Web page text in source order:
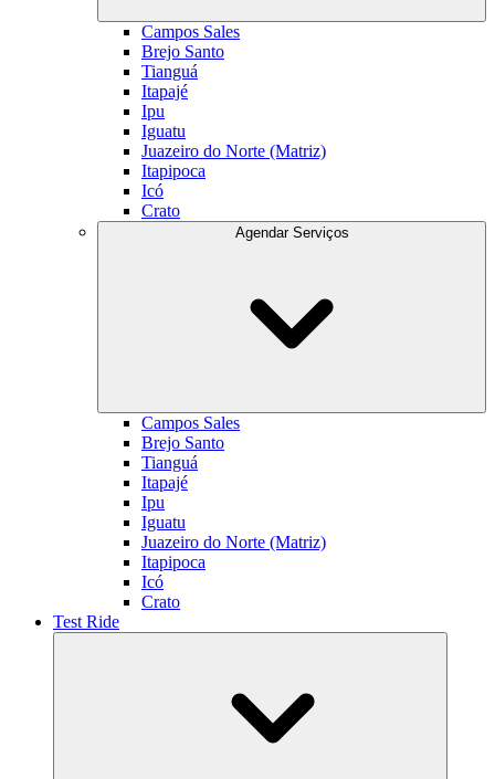
Campos Sales
Brejo Santo
Tianguá
Itapajé
Ipu
Iguatu
Juazeiro do Norte (Matriz)
Itapipoca
Icó
Crato
Campos Sales
Brejo Santo
Tianguá
Itapajé
Ipu
Iguatu
Juazeiro do Norte (Matriz)
Itapipoca
Icó
Crato
Test Ride